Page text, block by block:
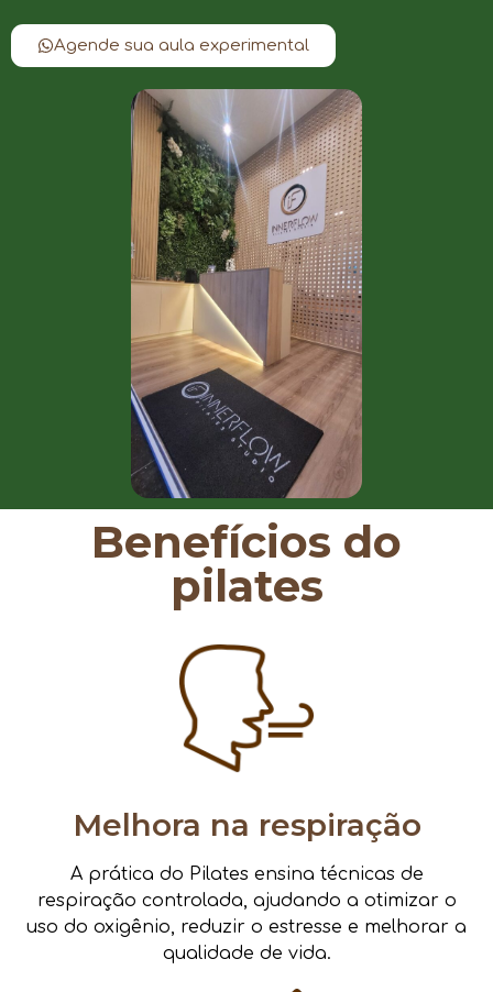
Agende sua aula experimental
Benefícios do
pilates
Melhora na respiração
A prática do Pilates ensina técnicas de
respiração controlada, ajudando a otimizar o
uso do oxigênio, reduzir o estresse e melhorar a
qualidade de vida.